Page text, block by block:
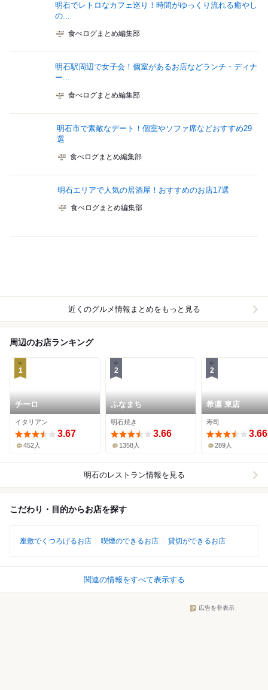
明石でレトロなカフェ巡り！時間がゆっくり流れる癒やし
の...
食べログまとめ編集部
明石駅周辺で女子会！個室があるお店などランチ・ディナ
ー...
食べログまとめ編集部
明石市で素敵なデート！個室やソファ席などおすすめ29
選
食べログまとめ編集部
明石エリアで人気の居酒屋！おすすめのお店17選
食べログまとめ編集部
近くのグルメ情報まとめをもっと見る
周辺のお店ランキング
1
チーロ
イタリアン
3.67
452人
2
ふなまち
明石焼き
3.66
1358人
2
希凛 東店
寿司
3.66
289人
明石のレストラン情報を見る
こだわり・目的からお店を探す
座敷でくつろげるお店 喫煙のできるお店 貸切ができるお店
関連の情報をすべて表示する
広告を非表示